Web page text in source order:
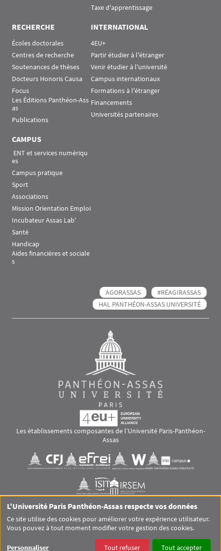
Taxe d'apprentissage
RECHERCHE
Écoles doctorales
Centres de recherche
Soutenances de thèses
Docteurs Honoris Causa
Focus
Les Éditions Panthéon-Ass
as
Publications
INTERNATIONAL
4EU+
Partir étudier à l'étranger
Venir étudier à l'université
Campus internationaux
Formations à l'étranger
Financements
Universités partenaires
CAMPUS
es
Campus pratique
Sport
Associations
Mission Orientation Emploi
Incubateur Assas Lab'
Santé
Handicap
Aides financières et sociale
s
AGORASSAS
#RÉAGIRASSAS
HAL PANTHÉON-ASSAS UNIVERSITÉ
Les établissements composantes de l’Université Paris-Panthéon-
Assas
Visuel svgVisuel svg Visuel svgVisuel svg
Visuel svgVisuel svg
RS footer
GLOSSAIRE
MENTIONS LÉGALES
L'Université Paris Panthéon-Assas respecte vos données
Ce site utilise des cookies pour améliorer votre expérience utilisateur.
Vous pouvez à tout moment modifier votre gestion des cookies.
Personnaliser Tout refuser Tout accepter